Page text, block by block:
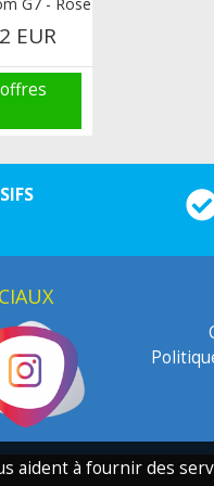
EUR
aident à fournir des